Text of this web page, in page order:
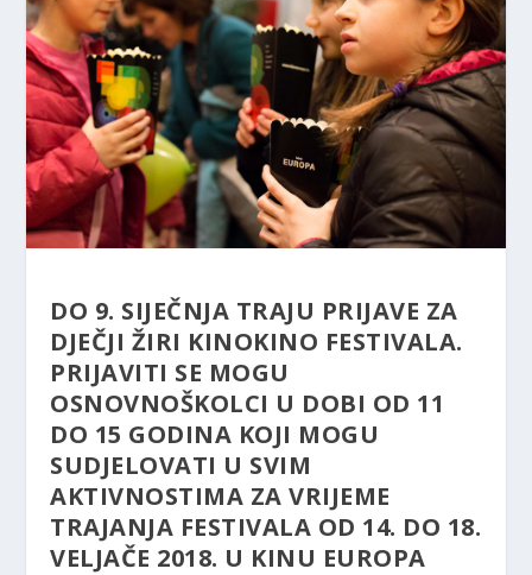
DO 9. SIJEČNJA TRAJU PRIJAVE ZA
DJEČJI ŽIRI KINOKINO FESTIVALA.
PRIJAVITI SE MOGU
OSNOVNOŠKOLCI U DOBI OD 11
DO 15 GODINA KOJI MOGU
SUDJELOVATI U SVIM
AKTIVNOSTIMA ZA VRIJEME
TRAJANJA FESTIVALA OD 14. DO 18.
VELJAČE 2018. U KINU EUROPA